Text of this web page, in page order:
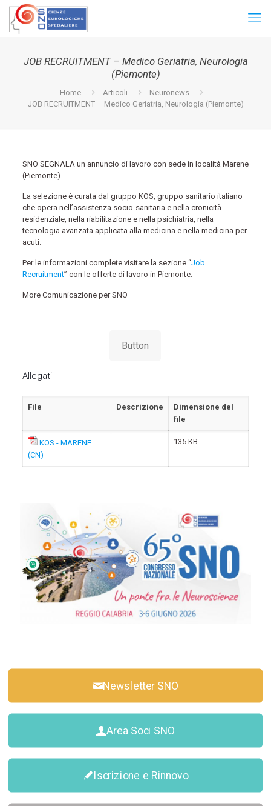
JOB RECRUITMENT – Medico Geriatria, Neurologia
(Piemonte)
Home Articoli
Neuronews
JOB RECRUITMENT – Medico Geriatria, Neurologia (Piemonte)
SNO SEGNALA un annuncio di lavoro con sede in località Marene
(Piemonte).
La selezione è curata dal gruppo KOS, gruppo sanitario italiano
che opera nell’assistenza socio-sanitaria e nella cronicità
residenziale, nella riabilitazione e nella psichiatria, nella
tecnologia avanzata applicata alla medicina e nella medicina per
acuti.
Per le informazioni complete visitare la sezione “Job
Recruitment” con le offerte di lavoro in Piemonte.
More Comunicazione per SNO
Button
Allegati
File Descrizione
Dimensione del
file
KOS - MARENE
(CN)
135 KB
Newsletter SNO
Area Soci SNO
Iscrizione e Rinnovo